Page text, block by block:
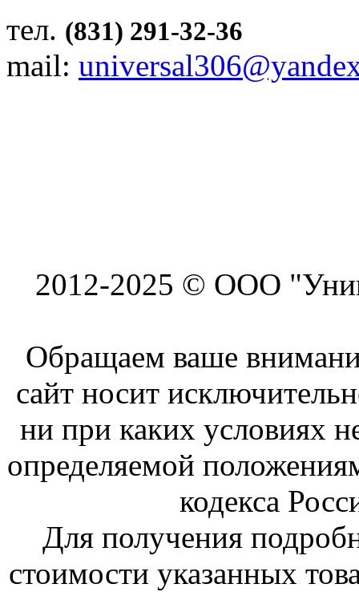
тел. (831) 291-32-36
mail:
2012-2025 © ООО
Обращаем ваше
сайт носит
ни при каких условиях
определяемой
кодекса
Для получения
стоимости указанных